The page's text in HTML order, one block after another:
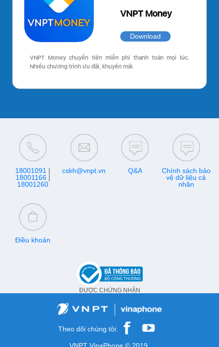
VNPT Money
Download
VNPT Money chuyển tiền miễn phí thanh toán mọi lúc.
Nhiều chương trình ưu đãi, khuyến mãi.
18001091 |
18001166|
18001260
cskh@vnpt.vn Q&A
Chính sách bảo
vệ dữ liệu cá
nhân
Điều khoản
ĐƯỢC CHỨNG NHẬN
Theo dõi chúng tôi: